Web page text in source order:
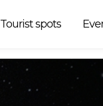
Tourist spots